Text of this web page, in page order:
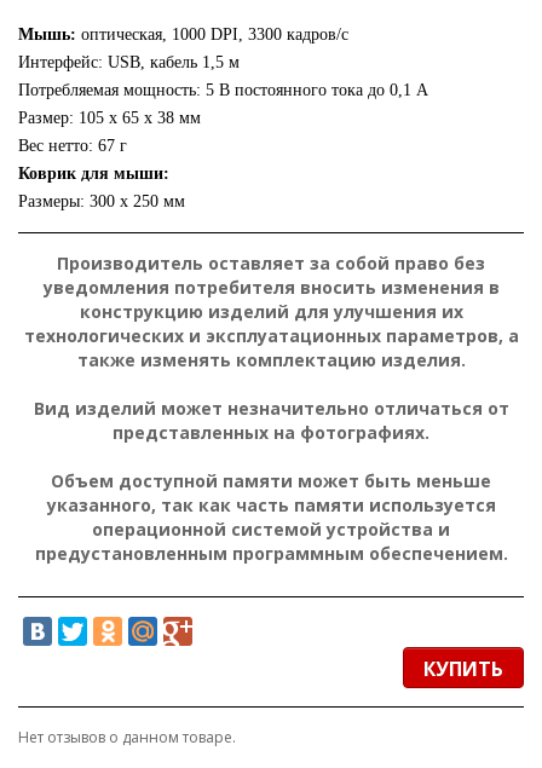
Мышь: оптическая, 1000 DPI, 3300 кадров/с
Интерфейс: USB, кабель 1,5 м
Потребляемая мощность: 5 В постоянного тока до 0,1 А
Размер: 105 х 65 х 38 мм
Вес нетто: 67 г
Коврик для мыши:
Размеры: 300 х 250 мм
Производитель оставляет за собой право без
уведомления потребителя вносить изменения в
конструкцию изделий для улучшения их
технологических и эксплуатационных параметров, а
также изменять комплектацию изделия.
Вид изделий может незначительно отличаться от
представленных на фотографиях.
Объем доступной памяти может быть меньше
указанного, так как часть памяти используется
операционной системой устройства и
предустановленным программным обеспечением.
КУПИТЬ
Нет отзывов о данном товаре.